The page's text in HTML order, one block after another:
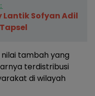
Lantik Sofyan Adil
tambah yang
terdistribusi
di wilayah